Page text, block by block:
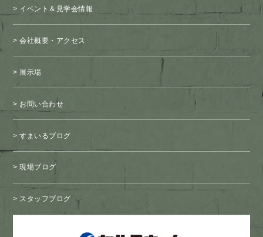
イベント＆見学会情報
会社概要・アクセス
展示場
お問い合わせ
すまいるブログ
現場ブログ
スタッフブログ